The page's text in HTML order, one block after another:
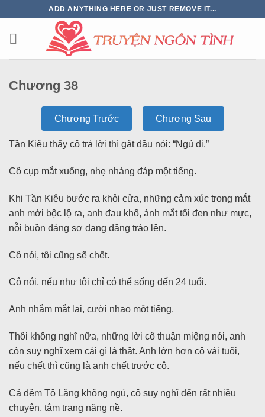
ADD ANYTHING HERE OR JUST REMOVE IT...
Chương 38
Chương Trước Chương Sau
Tần Kiêu thấy cô trả lời thì gật đầu nói: “Ngủ đi.”
Cô cụp mắt xuống, nhẹ nhàng đáp một tiếng.
Khi Tần Kiêu bước ra khỏi cửa, những cảm xúc trong mắt
anh mới bộc lộ ra, anh đau khổ, ánh mắt tối đen như mực,
nỗi buồn đáng sợ đang dâng trào lên.
Cô nói, tôi cũng sẽ chết.
Cô nói, nếu như tôi chỉ có thể sống đến 24 tuổi.
Anh nhắm mắt lại, cười nhạo một tiếng.
Thôi không nghĩ nữa, những lời cô thuận miệng nói, anh
còn suy nghĩ xem cái gì là thật. Anh lớn hơn cô vài tuổi,
nếu chết thì cũng là anh chết trước cô.
Cả đêm Tô Lăng không ngủ, cô suy nghĩ đến rất nhiều
chuyện, tâm trạng nặng nề.